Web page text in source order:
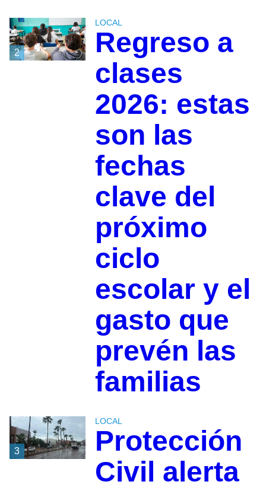
2
LOCAL
Regreso a
clases
2026: estas
son las
fechas
clave del
próximo
ciclo
escolar y el
gasto que
prevén las
familias
3
LOCAL
Protección
Civil alerta